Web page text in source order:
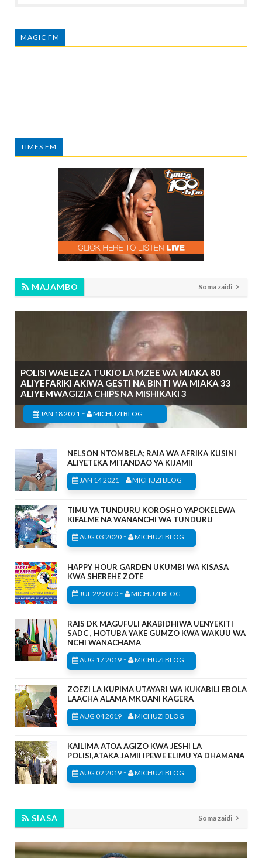
MAGIC FM
TIMES FM
MAJAMBO Soma zaidi
POLISI WAELEZA TUKIO LA MZEE WA MIAKA 80
ALIYEFARIKI AKIWA GESTI NA BINTI WA MIAKA 33
ALIYEMWAGIZIA CHIPS NA MISHIKAKI 3
JAN 18 2021 - MICHUZI BLOG
NELSON NTOMBELA; RAIA WA AFRIKA KUSINI
ALIYETEKA MITANDAO YA KIJAMII
JAN 14 2021 - MICHUZI BLOG
TIMU YA TUNDURU KOROSHO YAPOKELEWA
KIFALME NA WANANCHI WA TUNDURU
AUG 03 2020 - MICHUZI BLOG
HAPPY HOUR GARDEN UKUMBI WA KISASA
KWA SHEREHE ZOTE
JUL 29 2020 - MICHUZI BLOG
RAIS DK MAGUFULI AKABIDHIWA UENYEKITI
SADC , HOTUBA YAKE GUMZO KWA WAKUU WA
NCHI WANACHAMA
AUG 17 2019 - MICHUZI BLOG
ZOEZI LA KUPIMA UTAYARI WA KUKABILI EBOLA
LAACHA ALAMA MKOANI KAGERA
AUG 04 2019 - MICHUZI BLOG
KAILIMA ATOA AGIZO KWA JESHI LA
POLISI,ATAKA JAMII IPEWE ELIMU YA DHAMANA
AUG 02 2019 - MICHUZI BLOG
SIASA Soma zaidi